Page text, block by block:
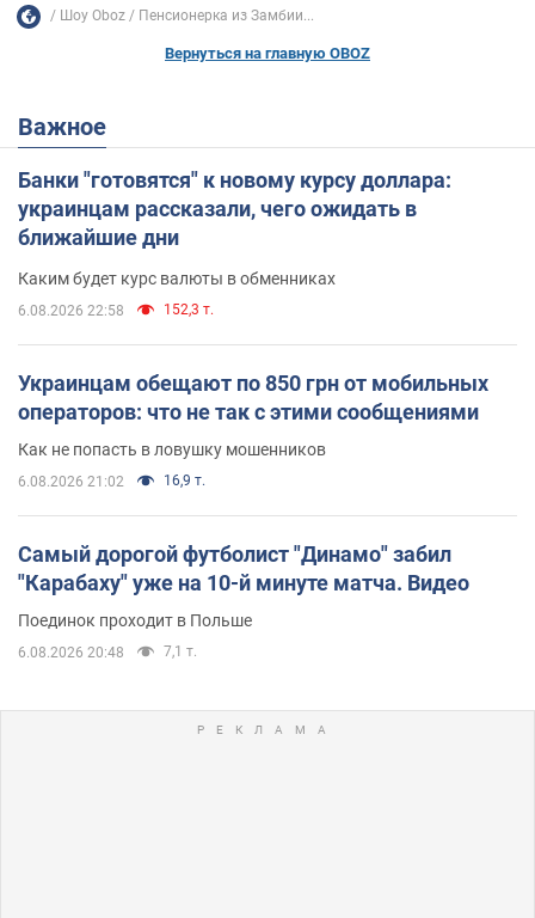
Шоу Oboz Пенсионерка из Замбии...
Вернуться на главную OBOZ
Важное
Банки "готовятся" к новому курсу доллара:
украинцам рассказали, чего ожидать в
ближайшие дни
Каким будет курс валюты в обменниках
6.08.2026 22:58 152,3 т.
Украинцам обещают по 850 грн от мобильных
операторов: что не так с этими сообщениями
Как не попасть в ловушку мошенников
6.08.2026 21:02 16,9 т.
Самый дорогой футболист "Динамо" забил
"Карабаху" уже на 10-й минуте матча. Видео
Поединок проходит в Польше
6.08.2026 20:48 7,1 т.